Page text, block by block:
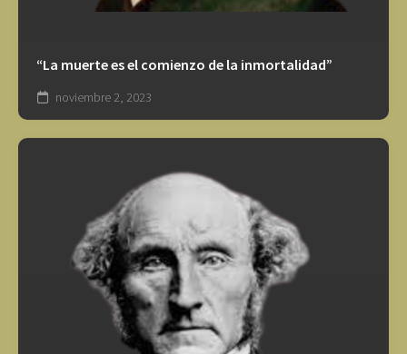
“La muerte es el comienzo de la inmortalidad”
noviembre 2, 2023